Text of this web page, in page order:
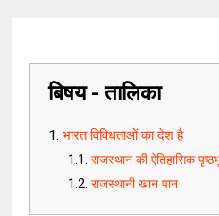
बिषय - तालिका
भारत विविधताओं का देश है
राजस्थान की ऐतिहासिक
राजस्थानी खान पान